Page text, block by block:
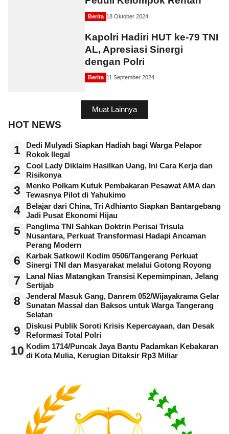
Berita 18 Oktober 2024
Kapolri Hadiri HUT ke-79 TNI
AL, Apresiasi Sinergi
dengan Polri
Berita 11 September 2024
Muat Lainnya
HOT NEWS
1
Dedi Mulyadi Siapkan Hadiah bagi Warga Pelapor
Rokok Ilegal
2
Cool Lady Diklaim Hasilkan Uang, Ini Cara Kerja dan
Risikonya
3
Menko Polkam Kutuk Pembakaran Pesawat AMA dan
Tewasnya Pilot di Yahukimo
4
Belajar dari China, Tri Adhianto Siapkan Bantargebang
Jadi Pusat Ekonomi Hijau
5
Panglima TNI Sahkan Doktrin Perisai Trisula
Nusantara, Perkuat Transformasi Hadapi Ancaman
Perang Modern
6
Karbak Satkowil Kodim 0506/Tangerang Perkuat
Sinergi TNI dan Masyarakat melalui Gotong Royong
7
Lanal Nias Matangkan Transisi Kepemimpinan, Jelang
Sertijab
8
Jenderal Masuk Gang, Danrem 052/Wijayakrama Gelar
Sunatan Massal dan Baksos untuk Warga Tangerang
Selatan
9
Diskusi Publik Soroti Krisis Kepercayaan, dan Desak
Reformasi Total Polri
10 Kodim 1714/Puncak Jaya Bantu Padamkan Kebakaran
di Kota Mulia, Kerugian Ditaksir Rp3 Miliar